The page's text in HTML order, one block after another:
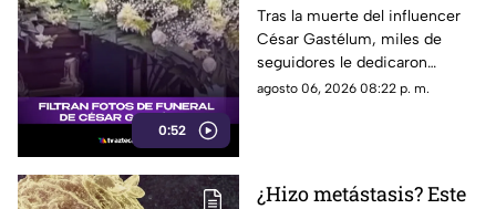
0:52
funeral de César
Gastélum [VIDEO]
Tras la muerte del influencer
César Gastélum, miles de
seguidores le dedicaron
mensajes de despedida,
agosto 06, 2026 08:22 p. m.
¿Hizo metástasis? Este